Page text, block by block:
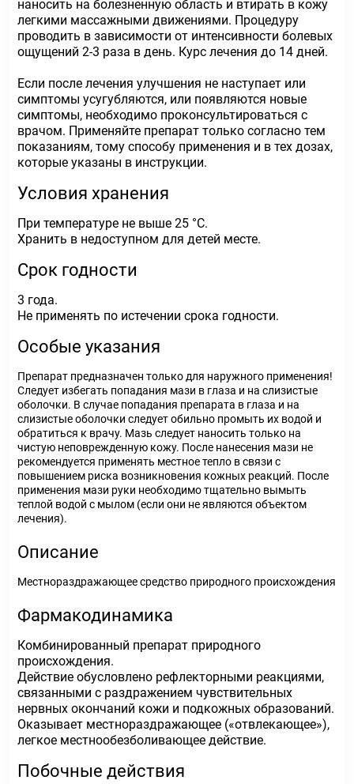
наносить на болезненную область и втирать в кожу
легкими массажными движениями. Процедуру
проводить в зависимости от интенсивности болевых
ощущений 2-3 раза в день. Курс лечения до 14 дней.
Если после лечения улучшения не наступает или
симптомы усугубляются, или появляются новые
симптомы, необходимо проконсультироваться с
врачом. Применяйте препарат только согласно тем
показаниям, тому способу применения и в тех дозах,
которые указаны в инструкции.
Условия хранения
При температуре не выше 25 °С.
Хранить в недоступном для детей месте.
Срок годности
3 года.
Не применять по истечении срока годности.
Особые указания
Препарат предназначен только для наружного применения!
Следует избегать попадания мази в глаза и на слизистые
оболочки. В случае попадания препарата в глаза и на
слизистые оболочки следует обильно промыть их водой и
обратиться к врачу. Мазь следует наносить только на
чистую неповрежденную кожу. После нанесения мази не
рекомендуется применять местное тепло в связи с
повышением риска возникновения кожных реакций. После
применения мази руки необходимо тщательно вымыть
теплой водой с мылом (если они не являются объектом
лечения).
Описание
Местнораздражающее средство природного происхождения
Фармакодинамика
Комбинированный препарат природного
происхождения.
Действие обусловлено рефлекторными реакциями,
связанными с раздражением чувствительных
нервных окончаний кожи и подкожных образований.
Оказывает местнораздражающее («отвлекающее»),
легкое местнообезболивающее действие.
Побочные действия